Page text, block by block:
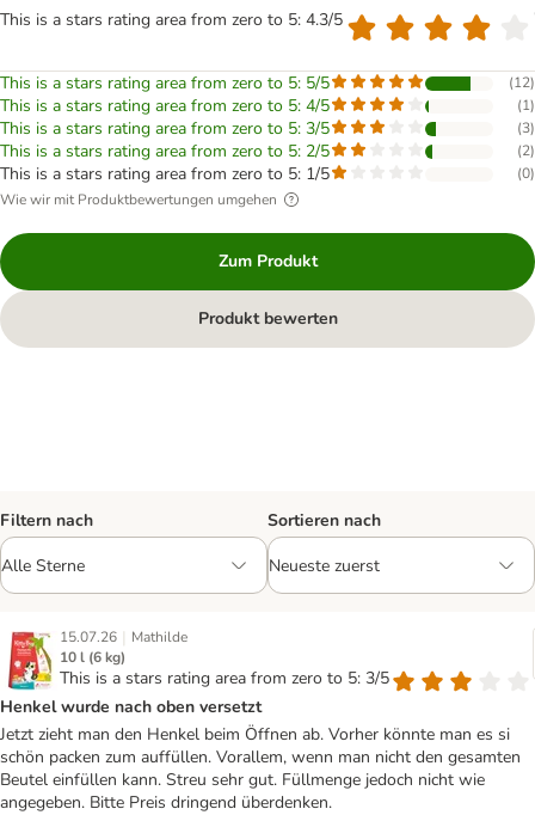
This is a stars rating area from zero to 5: 4.3/5
This is a stars rating area from zero to 5: 5/5 (12)
This is a stars rating area from zero to 5: 4/5 (1)
This is a stars rating area from zero to 5: 3/5 (3)
This is a stars rating area from zero to 5: 2/5 (2)
This is a stars rating area from zero to 5: 1/5 (0)
Wie wir mit Produktbewertungen umgehen
Zum Produkt
Produkt bewerten
Filtern nach Sortieren nach
15.07.26 | Mathilde
10 l (6 kg)
This is a stars rating area from zero to 5: 3/5
Henkel wurde nach oben versetzt
Jetzt zieht man den Henkel beim Öffnen ab. Vorher könnte man es si
schön packen zum auffüllen. Vorallem, wenn man nicht den gesamten
Beutel einfüllen kann. Streu sehr gut. Füllmenge jedoch nicht wie
angegeben. Bitte Preis dringend überdenken.